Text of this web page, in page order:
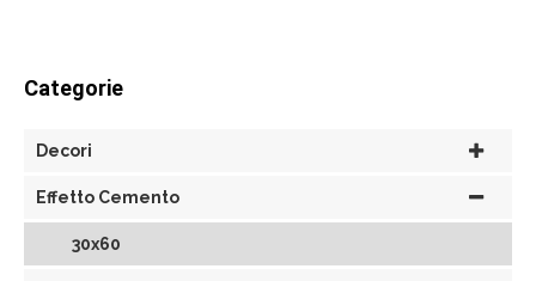
Categorie
Decori
Effetto Cemento
30x60